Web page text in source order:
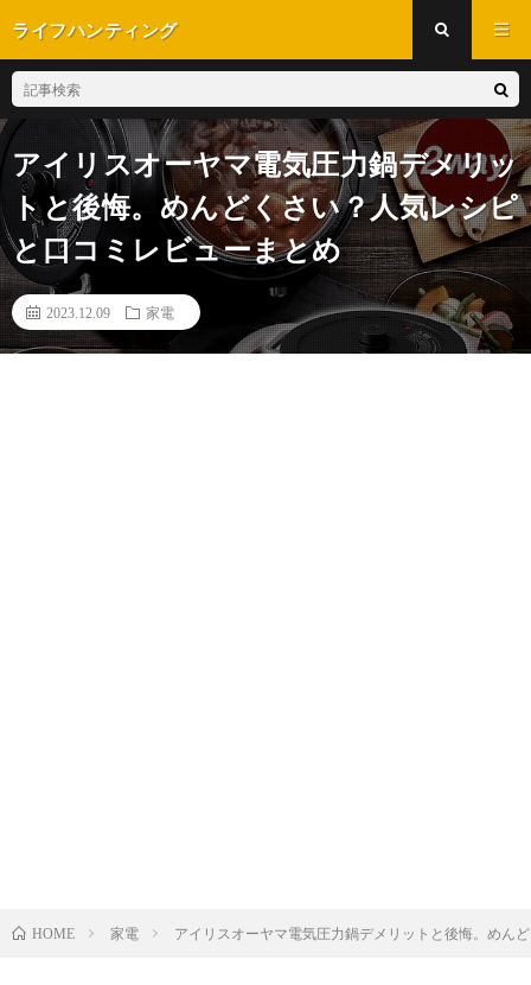
ライフハンティング
アイリスオーヤマ電気圧力鍋デメリッ
トと後悔。めんどくさい？人気レシピ
と口コミレビューまとめ
2023.12.09 家電
HOME 家電 アイリスオーヤマ電気圧力鍋デメリットと後悔。めん